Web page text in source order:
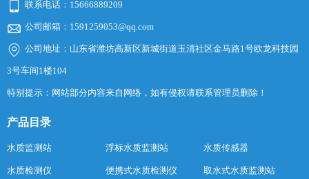
联系电话：15666889209
公司邮箱：1591259053@qq.com
公司地址：山东省潍坊高新区新城街道玉清社区金马路1号欧龙科技园
3号车间1楼104
特别提示：网站部分内容来自网络，如有侵权请联系管理员删除！
产品目录
水质监测站 浮标水质监测站 水质传感器
水质检测仪 便携式水质检测仪 取水式水质监测站